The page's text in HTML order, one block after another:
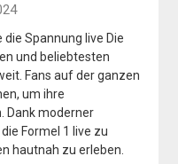
die Spannung live Die
und beliebtesten
Fans auf der ganzen
um ihre
Dank moderner
Formel 1 live zu
hautnah zu erleben.